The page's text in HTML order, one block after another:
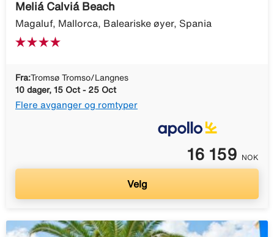
Meliá Calviá Beach
Magaluf, Mallorca, Baleariske øyer, Spania
Fra:Tromsø Tromso/Langnes
10 dager, 15 Oct - 25 Oct
Flere avganger og romtyper
16 159 NOK
Velg